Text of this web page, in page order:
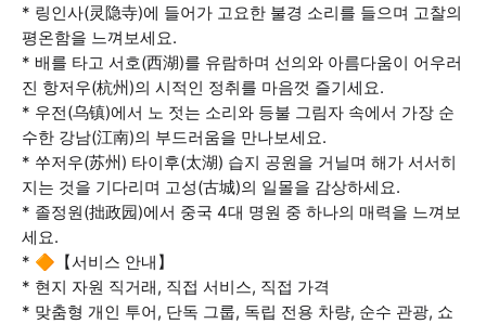
* 링인사(灵隐寺)에 들어가 고요한 불경 소리를 들으며 고찰의
평온함을 느껴보세요.
* 배를 타고 서호(西湖)를 유람하며 선의와 아름다움이 어우러
진 항저우(杭州)의 시적인 정취를 마음껏 즐기세요.
* 우전(乌镇)에서 노 젓는 소리와 등불 그림자 속에서 가장 순
수한 강남(江南)의 부드러움을 만나보세요.
* 쑤저우(苏州) 타이후(太湖) 습지 공원을 거닐며 해가 서서히
지는 것을 기다리며 고성(古城)의 일몰을 감상하세요.
* 졸정원(拙政园)에서 중국 4대 명원 중 하나의 매력을 느껴보
세요.
* 🔶【서비스 안내】
* 현지 자원 직거래, 직접 서비스, 직접 가격
* 맞춤형 개인 투어, 단독 그룹, 독립 전용 차량, 순수 관광, 쇼